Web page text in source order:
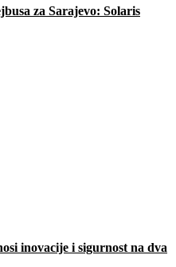
za Sarajevo: Solaris
inovacije i sigurnost na dva